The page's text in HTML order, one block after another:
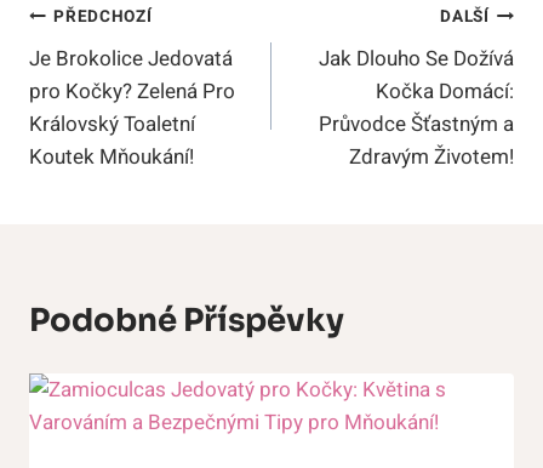
Navigace
Pro
Příspěvek
PŘEDCHOZÍ
Je Brokolice Jedovatá
pro Kočky? Zelená Pro
Královský Toaletní
Koutek Mňoukání!
DALŠÍ
Jak Dlouho Se Dožívá
Kočka Domácí:
Průvodce Šťastným a
Zdravým Životem!
Podobné Příspěvky